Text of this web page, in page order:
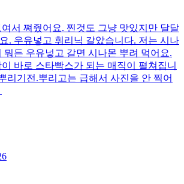
서 쪄줬어요. 찐것도 그냥 맛있지만 달달
. 우유넣고 휘리닉 갈았습니다. 저는 시나
뭐든 우유넣고 갈면 시나몬 뿌려 먹어요.
바로 스타빡스가 되는 매직이 펼쳐집니
리기전.뿌리고는 급해서 사진을 안 찍어